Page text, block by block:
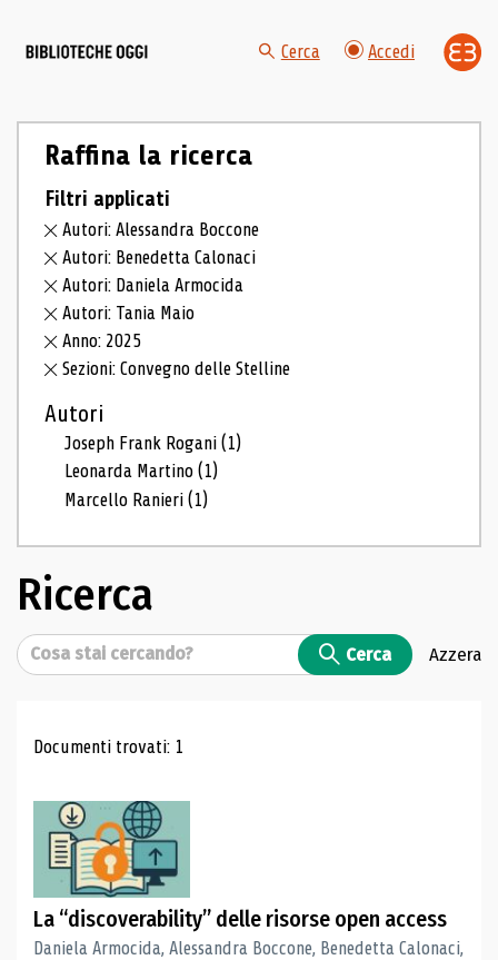
Cerca Accedi
Raffina la ricerca
Filtri applicati
Autori: Alessandra Boccone
Autori: Benedetta Calonaci
Autori: Daniela Armocida
Autori: Tania Maio
Anno: 2025
Sezioni: Convegno delle Stelline
Autori
Joseph Frank Rogani(1)
Leonarda Martino(1)
Marcello Ranieri(1)
Ricerca
Cerca Cerca Azzera
Risultati di ricerca
Documenti trovati: 1
La “discoverability” delle risorse open access
Daniela Armocida, Alessandra Boccone, Benedetta Calonaci,